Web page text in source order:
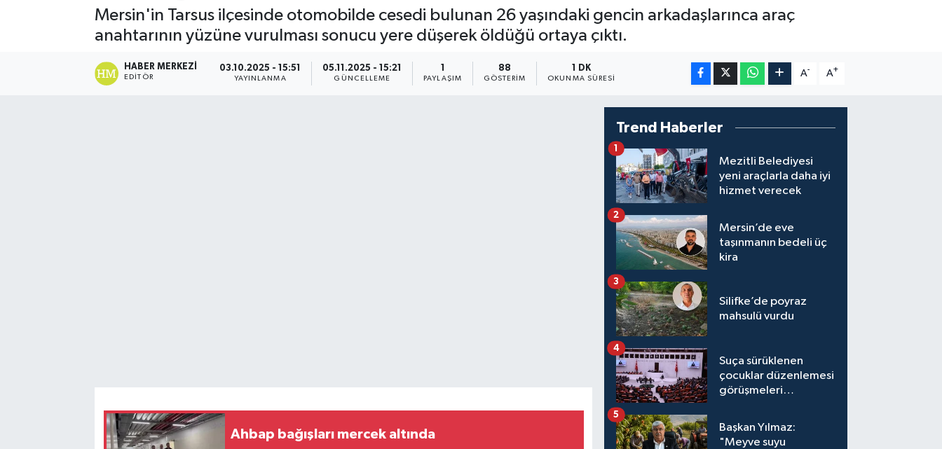
Mersin'in Tarsus ilçesinde otomobilde cesedi bulunan 26 yaşındaki gencin arkadaşlarınca araç
anahtarının yüzüne vurulması sonucu yere düşerek öldüğü ortaya çıktı.
HABER MERKEZI
EDITÖR
03.10.2025 - 15:51
YAYINLANMA
05.11.2025 - 15:21
GÜNCELLEME PAYLAŞIM
88
GÖSTERIM
1 DK
OKUNMA SÜRESI
A- A+
Ahbap bağışları mercek altında
Trend Haberler
Mezitli Belediyesi
yeni araçlarla daha iyi
hizmet verecek
1
Mersin’de eve
taşınmanın bedeli üç
kira
2
Silifke’de poyraz
mahsulü vurdu
3
Suça sürüklenen
çocuklar düzenlemesi
görüşmeleri
4
Başkan Yılmaz:
"Meyve suyu
5
Haber Arşivi